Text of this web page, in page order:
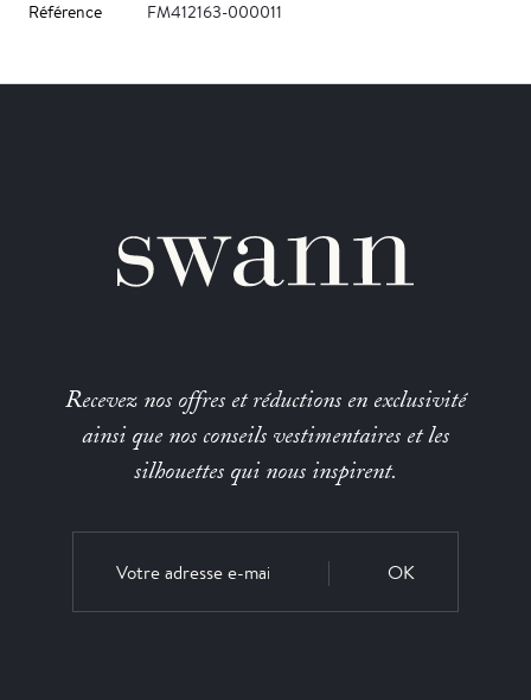
Référence
FM412163-000011
Recevez nos offres et réductions en exclusivité
ainsi que nos conseils vestimentaires et les
silhouettes qui nous inspirent.
OK